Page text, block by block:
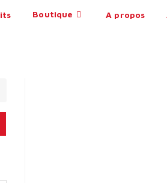
Boutique A propos